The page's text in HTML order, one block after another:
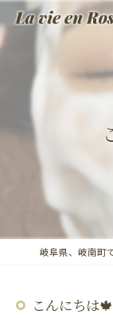
こんにちは